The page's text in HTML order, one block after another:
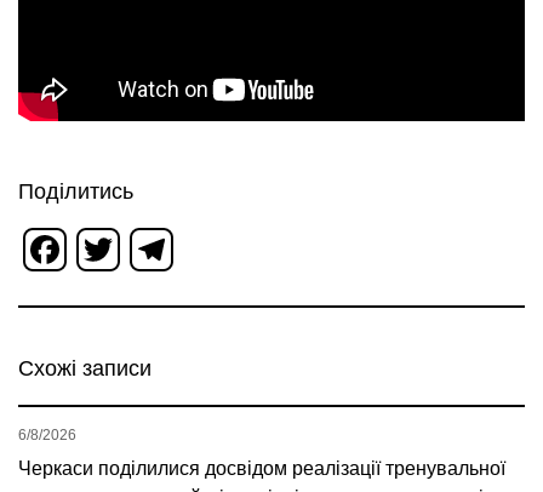
Поділитись
Facebook
Twitter
Схожі записи
Черкаси поділилися досвідом реалізації тренувальної
6/8/2026